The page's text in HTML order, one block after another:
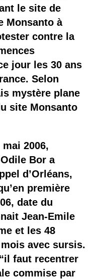
le site de
Monsanto à
contre la
jour les 30 ans
Selon
mystère plane
site Monsanto
2006,
Bor a
d’Orléans,
première
date du
Jean-Emile
et les 48
avec sursis.
faut recentrer
commise par